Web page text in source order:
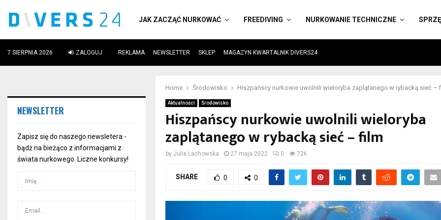
JAK ZACZĄĆ NURKOWAĆ FREEDIVING NURKOWANIE TECHNICZNE
7 SIERPNIA 2026 ZALOGUJ REKLAMA NEWSLETTER SKLEP MAGAZYN KWARTALNIK DIVERS24
Home Środowisko Hiszpańscy nurkowie uwolnili wieloryba zaplątanego w rybacką sieć –
Aktualności Środowisko
Hiszpańscy nurkowie uwolnili wieloryba
zaplątanego w rybacką sieć – film
byJulia Lachowska 27 maja 2022 0 726
SHARE 0 0
NEWSLETTER
Zapisz się do naszego newsletera -
bądż na bieżąco z informacjami z
świata nurkowego. Liczne konkursy!